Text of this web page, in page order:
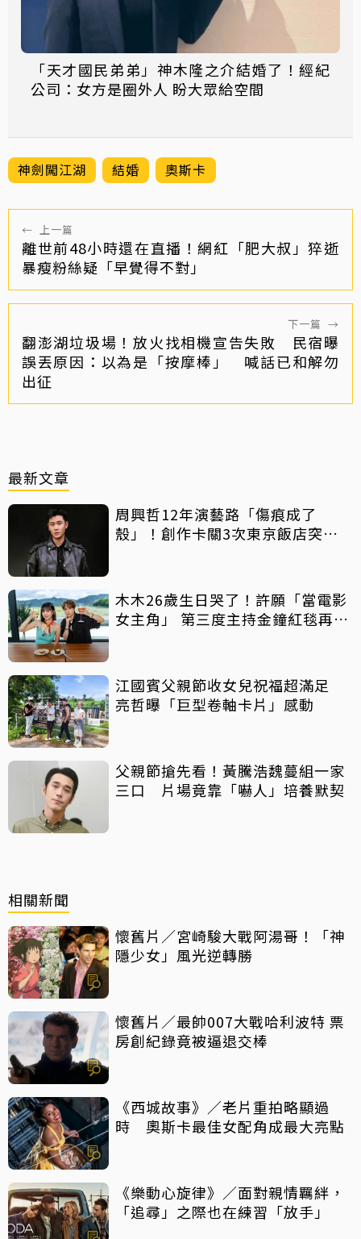
「天才國民弟弟」神木隆之介結婚了！經紀
公司：女方是圈外人 盼大眾給空間
神劍闖江湖 結婚 奧斯卡
← 上一篇
離世前48小時還在直播！網紅「肥大叔」猝逝
暴瘦粉絲疑「早覺得不對」
下一篇 →
翻澎湖垃圾場！放火找相機宣告失敗 民宿曝
誤丟原因：以為是「按摩棒」 喊話已和解勿
出征
最新文章
周興哲12年演藝路「傷痕成了
殼」！創作卡關3次東京飯店突找
木木26歲生日哭了！許願「當電影
女主角」 第三度主持金鐘紅毯再喊
江國賓父親節收女兒祝福超滿足
亮哲曝「巨型卷軸卡片」感動
父親節搶先看！黃騰浩魏蔓組一家
三口 片場竟靠「嚇人」培養默契
相關新聞
懷舊片／宮崎駿大戰阿湯哥！「神
隱少女」風光逆轉勝
懷舊片／最帥007大戰哈利波特 票
房創紀錄竟被逼退交棒
《西城故事》／老片重拍略顯過
時 奧斯卡最佳女配角成最大亮點
《樂動心旋律》／面對親情羈絆，
「追尋」之際也在練習「放手」